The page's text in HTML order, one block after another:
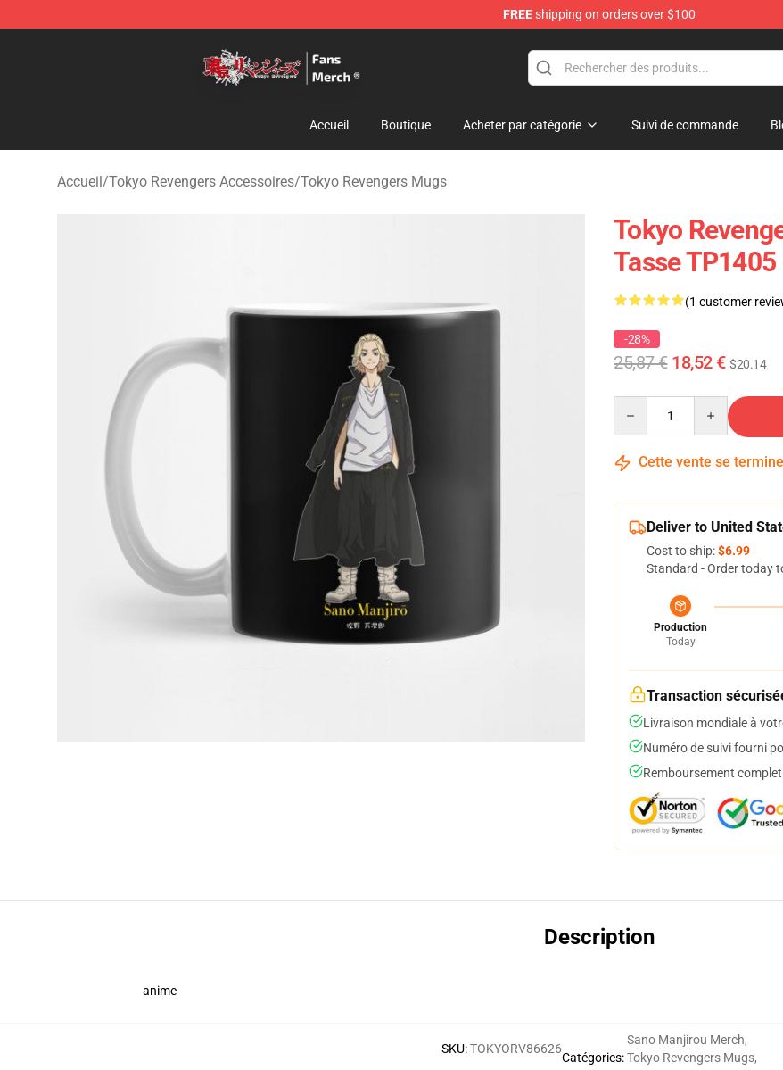
FREEshipping on orders over $100
Accueil Boutique Acheter par catégorie Suivi de commande
Accueil/Tokyo Revengers Accessoires/Tokyo Revengers Mugs
Tokyo
Tasse TP1405
(1 customer
-28%
25,87 € 18,52 € $20.14
Cette vente se
Deliver to United
Cost to ship:$6.99
Standard - Order today
Production
Today
Transaction
Livraison mondiale à
Numéro de suivi fourni
Remboursement
Description
anime
SKU:TOKYORV86626
Catégories:
Sano Manjirou Merch,
Tokyo Revengers Mugs,